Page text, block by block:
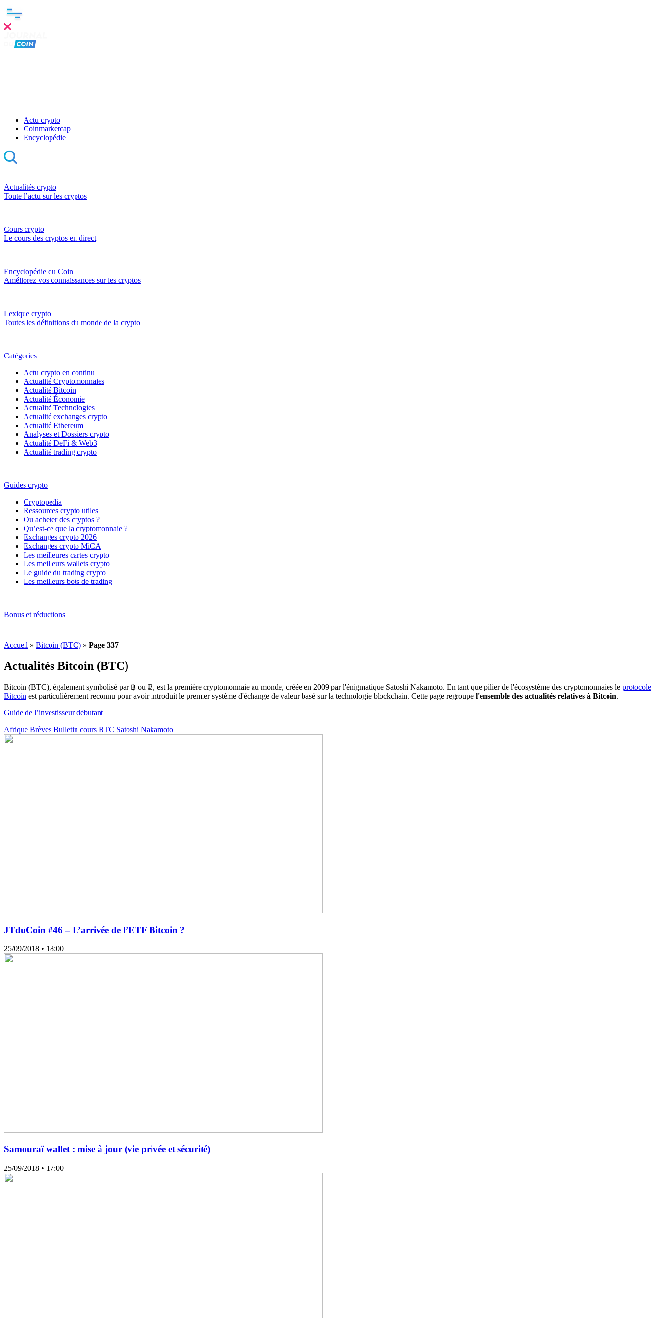
Actu crypto
Coinmarketcap
Encyclopédie
Actualités crypto
Toute l’actu sur les cryptos
Cours crypto
Le cours des cryptos en direct
Encyclopédie du Coin
Améliorez vos connaissances sur les cryptos
Lexique crypto
Toutes les définitions du monde de la crypto
Catégories
Actu crypto en continu
Actualité Cryptomonnaies
Actualité Bitcoin
Actualité Économie
Actualité Technologies
Actualité exchanges crypto
Actualité Ethereum
Analyses et Dossiers crypto
Actualité DeFi & Web3
Actualité trading crypto
Guides crypto
Cryptopedia
Ressources crypto utiles
Ou acheter des cryptos ?
Qu’est-ce que la cryptomonnaie ?
Exchanges crypto 2026
Exchanges crypto MiCA
Les meilleures cartes crypto
Les meilleurs wallets crypto
Le guide du trading crypto
Les meilleurs bots de trading
Bonus et réductions
Accueil » Bitcoin (BTC) » Page 337
Actualités Bitcoin (BTC)
Bitcoin (BTC), également symbolisé par ฿ ou Ƀ, est la première cryptomonnaie au monde, créée en 2009 par l'énigmatique Satoshi Nakamoto. En tant que pilier de l'écosystème des cryptomonnaies le protocole
Bitcoin est particulièrement reconnu pour avoir introduit le premier système d'échange de valeur basé sur la technologie blockchain. Cette page regroupe l'ensemble des actualités relatives à Bitcoin.
Guide de l’investisseur débutant
Afrique Brèves Bulletin cours BTC Satoshi Nakamoto
JTduCoin #46 – L’arrivée de l’ETF Bitcoin ?
25/09/2018 • 18:00
Samouraï wallet : mise à jour (vie privée et sécurité)
25/09/2018 • 17:00